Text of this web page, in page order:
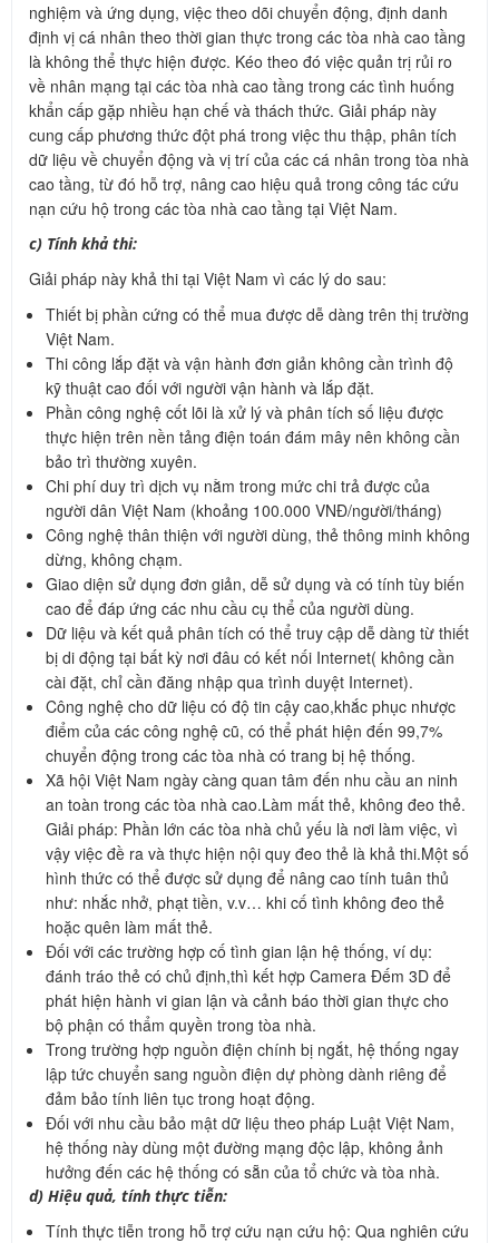
nghiệm và ứng dụng, việc theo dõi chuyển động, định danh
định vị cá nhân theo thời gian thực trong các tòa nhà cao tầng
là không thể thực hiện được. Kéo theo đó việc quản trị rủi ro
về nhân mạng tại các tòa nhà cao tầng trong các tình huống
khẩn cấp gặp nhiều hạn chế và thách thức. Giải pháp này
cung cấp phương thức đột phá trong việc thu thập, phân tích
dữ liệu về chuyển động và vị trí của các cá nhân trong tòa nhà
cao tầng, từ đó hỗ trợ, nâng cao hiệu quả trong công tác cứu
nạn cứu hộ trong các tòa nhà cao tầng tại Việt Nam.
c) Tính khả thi:
Giải pháp này khả thi tại Việt Nam vì các lý do sau:
Thiết bị phần cứng có thể mua được dễ dàng trên thị trường
Việt Nam.
Thi công lắp đặt và vận hành đơn giản không cần trình độ
kỹ thuật cao đối với người vận hành và lắp đặt.
Phần công nghệ cốt lõi là xử lý và phân tích số liệu được
thực hiện trên nền tảng điện toán đám mây nên không cần
bảo trì thường xuyên.
Chi phí duy trì dịch vụ nằm trong mức chi trả được của
người dân Việt Nam (khoảng 100.000 VNĐ/người/tháng)
Công nghệ thân thiện với người dùng, thẻ thông minh không
dừng, không chạm.
Giao diện sử dụng đơn giản, dễ sử dụng và có tính tùy biến
cao để đáp ứng các nhu cầu cụ thể của người dùng.
Dữ liệu và kết quả phân tích có thể truy cập dễ dàng từ thiết
bị di động tại bất kỳ nơi đâu có kết nối Internet( không cần
cài đặt, chỉ cần đăng nhập qua trình duyệt Internet).
Công nghệ cho dữ liệu có độ tin cậy cao,khắc phục nhược
điểm của các công nghệ cũ, có thể phát hiện đến 99,7%
chuyển động trong các tòa nhà có trang bị hệ thống.
Xã hội Việt Nam ngày càng quan tâm đến nhu cầu an ninh
an toàn trong các tòa nhà cao.Làm mất thẻ, không đeo thẻ.
Giải pháp: Phần lớn các tòa nhà chủ yếu là nơi làm việc, vì
vậy việc đề ra và thực hiện nội quy đeo thẻ là khả thi.Một số
hình thức có thể được sử dụng để nâng cao tính tuân thủ
như: nhắc nhở, phạt tiền, v.v… khi cố tình không đeo thẻ
hoặc quên làm mất thẻ.
Đối với các trường hợp cố tình gian lận hệ thống, ví dụ:
đánh tráo thẻ có chủ định,thì kết hợp Camera Đếm 3D để
phát hiện hành vi gian lận và cảnh báo thời gian thực cho
bộ phận có thẩm quyền trong tòa nhà.
Trong trường hợp nguồn điện chính bị ngắt, hệ thống ngay
lập tức chuyển sang nguồn điện dự phòng dành riêng để
đảm bảo tính liên tục trong hoạt động.
Đối với nhu cầu bảo mật dữ liệu theo pháp Luật Việt Nam,
hệ thống này dùng một đường mạng độc lập, không ảnh
hưởng đến các hệ thống có sẵn của tổ chức và tòa nhà.
d) Hiệu quả, tính thực tiễn:
Tính thực tiễn trong hỗ trợ cứu nạn cứu hộ: Qua nghiên cứu